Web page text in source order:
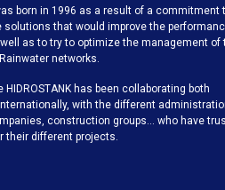
born in 1996 as a result of a commitment
solutions that would improve the
as to try to optimize the management of
networks.
HIDROSTANK has been collaborating both
with the different
construction groups… who have
their different projects.